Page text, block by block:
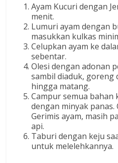
Ayam Kucuri dengan
menit.
Lumuri ayam dengan
masukkan kulkas
Celupkan ayam ke
sebentar.
Olesi dengan adonan
sambil diaduk, goreng
hingga matang.
Campur semua bahan
dengan minyak
Gerimis ayam, masih
api.
Taburi dengan keju
untuk melelehkannya.